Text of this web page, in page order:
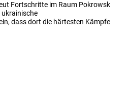
Fortschritte im Raum Pokrowsk
dass dort die härtesten Kämpfe